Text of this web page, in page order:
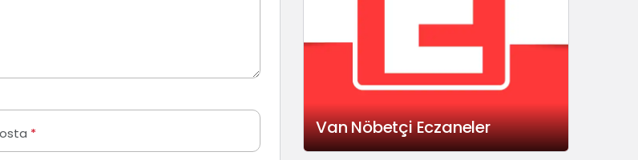
* Van Nöbetçi Eczaneler